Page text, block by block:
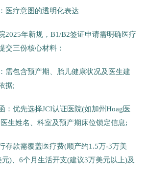
医疗意图的透明化表达
2025年新规，B1/B2签证申请需明确医疗
交三份核心材料：
需包含预产期、胎儿健康状况及医生建
据;
：优先选择JCI认证医院(如加州Hoag医
生姓名、科室及预产期床位锁定信息;
存款需覆盖医疗费(顺产约1.5万-3万美
)、6个月生活开支(建议3万美元以上)及